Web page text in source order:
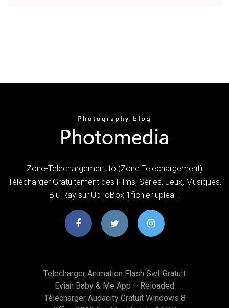
Zone-Telechargement.to (Zone Telechargement)
Télécharger Gratuitement des Films, Séries, Jeux, Musiques,
Blu-Ray sur UpToBox 1fichier uplea ..
Telecharger Animation Flash Swf Gratuit
Evian Baby & Me App – Reloaded
Télécharger Audacity Gratuit Windows 8